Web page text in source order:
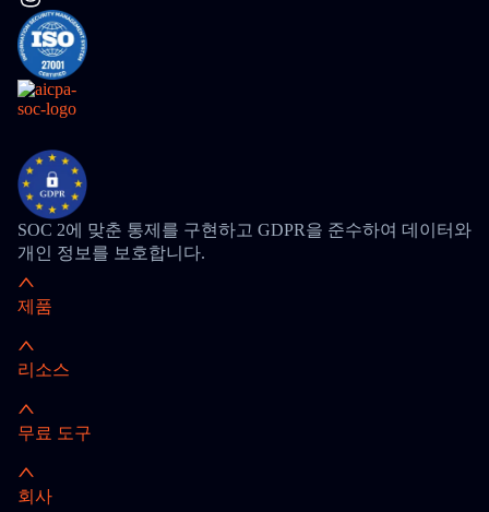
SOC 2에 맞춘 통제를 구현하고 GDPR을 준수하여 데이터와
개인 정보를 보호합니다.
제품
리소스
무료 도구
회사